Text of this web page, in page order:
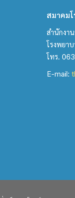
สมาคม
สำนักงา
โรงพยา
โทร.
E-mail: